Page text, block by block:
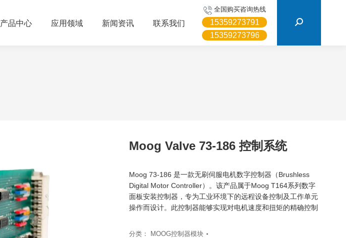
产品中心 应用领域 新闻资讯 联系我们
全国购买咨询热线
15359273791
15359273796
Moog Valve 73-186 控制系统
Moog 73-186 是一款无刷伺服电机数字控制器（Brushless
Digital Motor Controller）。该产品属于Moog T164系列数字
面板安装控制器，专为工业环境下的远程设备控制及工作单元
操作而设计。此控制器能够实现对电机速度和扭矩的精确控制
分类： MOOG控制器模块